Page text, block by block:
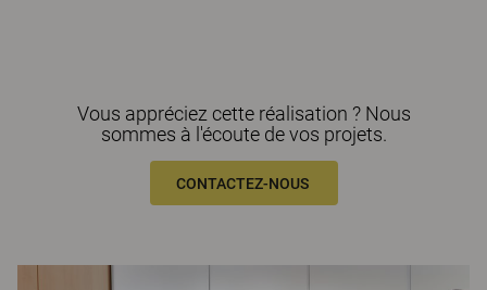
Vous appréciez cette réalisation ? Nous
sommes à l'écoute de vos projets.
CONTACTEZ-NOUS